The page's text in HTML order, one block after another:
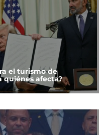
el turismo de
quiénes afecta?